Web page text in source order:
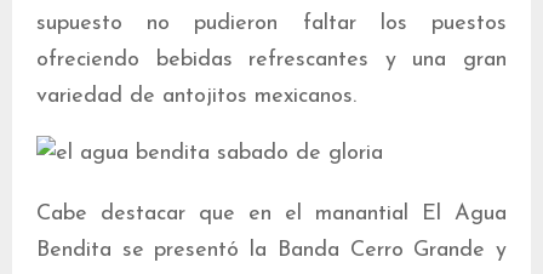
supuesto no pudieron faltar los puestos
ofreciendo bebidas refrescantes y una gran
variedad de antojitos mexicanos.
Cabe destacar que en el manantial El Agua
Bendita se presentó la Banda Cerro Grande y